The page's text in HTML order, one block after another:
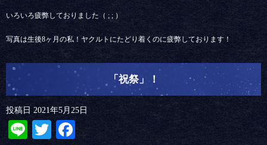
いろいろ疲弊しておりました（ ; ; ）
写真は生後8ヶ月の私！ヤクルトにたどり着くのに疲弊しております！
「祝祭」！
投稿日 2021年5月25日
LineTwitterFacebook